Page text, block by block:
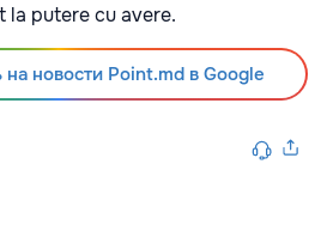
la putere cu avere.
новости Point.md в Google